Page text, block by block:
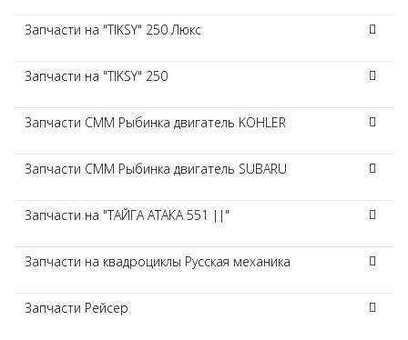
Запчасти на "TIKSY" 250 Люкс
Запчасти на "TIKSY" 250
Запчасти СММ Рыбинка двигатель KOHLER
Запчасти СММ Рыбинка двигатель SUBARU
Запчасти на "ТАЙГА АТАКА 551 ||"
Запчасти на квадроциклы Русская механика
Запчасти Рейсер